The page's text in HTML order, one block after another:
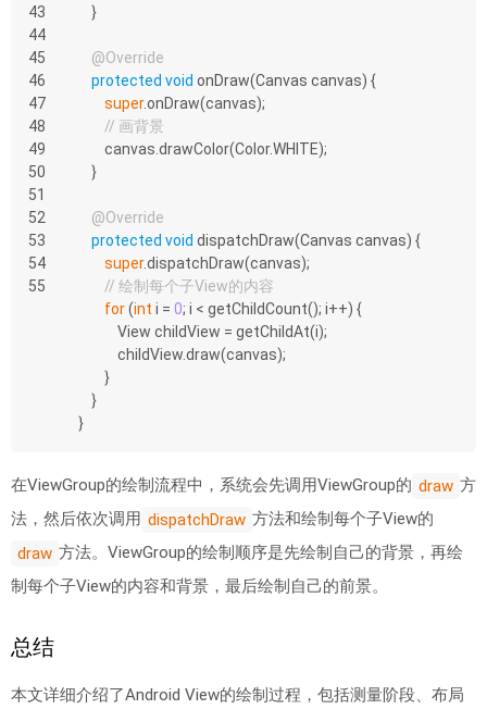
43
44
45
46
47
48
49
50
51
52
53
54
55
    }
@Override
protected void onDraw(Canvas canvas) {
super.onDraw(canvas);
// 画背景
        canvas.drawColor(Color.WHITE);
    }
@Override
protected void dispatchDraw(Canvas canvas) {
super.dispatchDraw(canvas);
// 绘制每个子View的内容
for (int i = 0; i < getChildCount(); i++) {
            View childView = getChildAt(i);
            childView.draw(canvas);
        }
    }
}
在ViewGroup的绘制流程中，系统会先调用ViewGroup的 draw 方
法，然后依次调用 dispatchDraw 方法和绘制每个子View的
draw 方法。ViewGroup的绘制顺序是先绘制自己的背景，再绘
制每个子View的内容和背景，最后绘制自己的前景。
总结
本文详细介绍了Android View的绘制过程，包括测量阶段、布局